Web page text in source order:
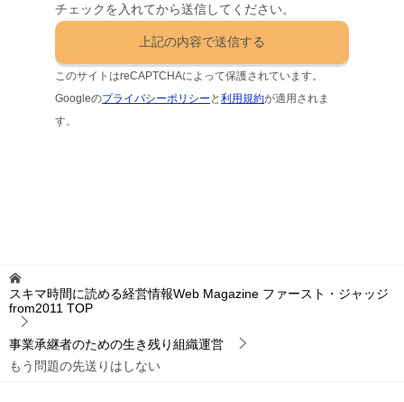
チェックを入れてから送信してください。
このサイトはreCAPTCHAによって保護されています。
Googleのプライバシーポリシー と利用規約が適用されま
す。
スキマ時間に読める経営情報Web Magazine ファースト・ジャッジ
from2011 TOP
事業承継者のための生き残り組織運営
もう問題の先送りはしない